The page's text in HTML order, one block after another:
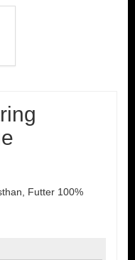
Futter 100%